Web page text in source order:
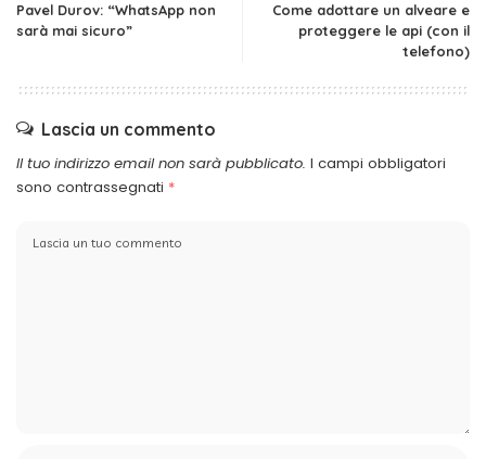
Pavel Durov: “WhatsApp non
sarà mai sicuro”
Come adottare un alveare e
proteggere le api (con il
telefono)
Lascia un commento
Il tuo indirizzo email non sarà pubblicato. I campi obbligatori
sono contrassegnati *